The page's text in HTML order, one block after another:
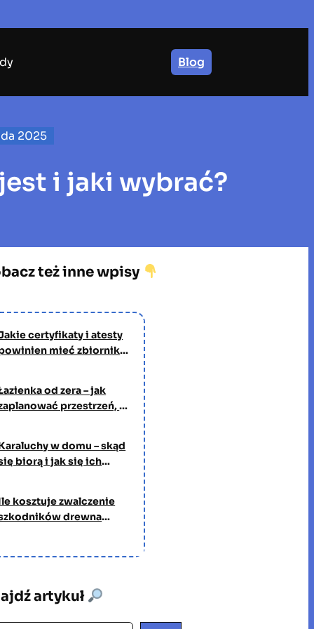
Blog
2025
i jaki wybrać?
też inne wpisy
certyfikaty i atesty
mieć zbiornik
od zera – jak
przestrzeń, w
w domu – skąd
biorą i jak się ich
kosztuje zwalczenie
drewna
artykuł